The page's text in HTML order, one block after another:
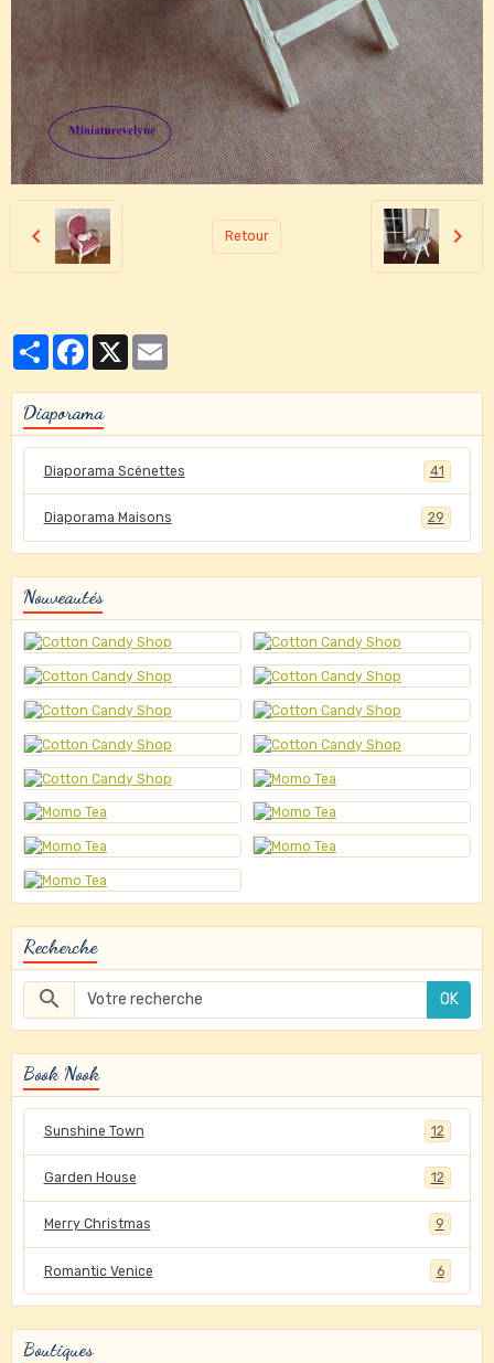
Retour
PartagerFacebook
Diaporama
Diaporama Scénettes 41
Diaporama Maisons 29
Nouveautés
Recherche
OK
Book Nook
Sunshine Town 12
Garden House 12
Merry Christmas 9
Romantic Venice 6
Boutiques